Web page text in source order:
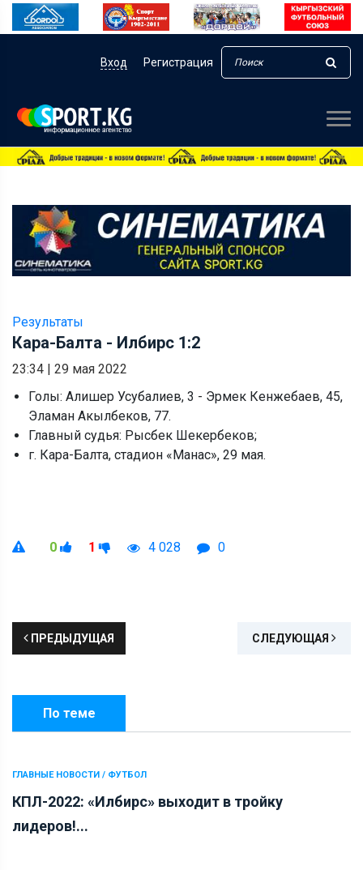
Вход Регистрация
Результаты
Кара-Балта - Илбирс 1:2
23:34 | 29 мая 2022
Голы: Алишер Усубалиев, 3 - Эрмек Кенжебаев, 45,
Эламан Акылбеков, 77.
Главный судья: Рысбек Шекербеков;
г. Кара-Балта, стадион «Манас», 29 мая.
0 1 4 028 0
ПРЕДЫДУЩАЯ СЛЕДУЮЩАЯ
По теме
ГЛАВНЫЕ НОВОСТИ / ФУТБОЛ
КПЛ-2022: «Илбирс» выходит в тройку
лидеров!...